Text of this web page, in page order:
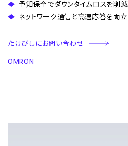
予知保全でダウンタイムロスを削減
ネットワーク通信と高速応答を両立
たけびしにお問い合わせ
OMRON